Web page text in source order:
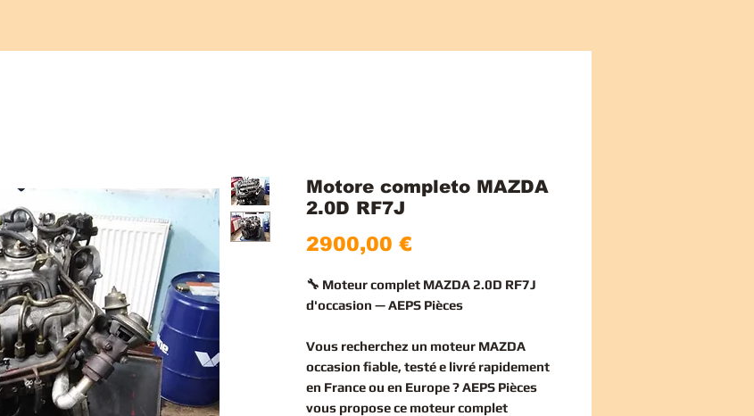
Motore completo MAZDA
2.0D RF7J
2900,00 €Prezzo
🔧 Moteur complet MAZDA 2.0D RF7J
d'occasion — AEPS Pièces
Vous recherchez un moteur MAZDA
occasion fiable, testé e livré rapidement
en France ou en Europe ? AEPS Pièces
vous propose ce moteur complet